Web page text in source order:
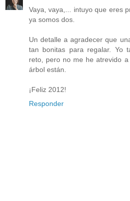
Vaya, vaya,... intuyo que eres
ya somos dos.
Un detalle a agradecer que
tan bonitas para regalar. Yo
reto, pero no me he atrevido
árbol están.
¡Feliz 2012!
Responder